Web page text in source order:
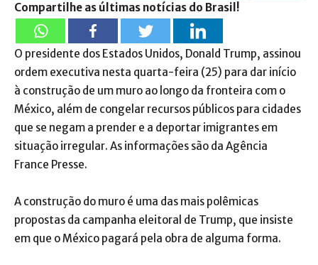
Compartilhe as últimas notícias do Brasil!
O presidente dos Estados Unidos, Donald Trump, assinou
ordem executiva nesta quarta-feira (25) para dar início
à construção de um muro ao longo da fronteira com o
México, além de congelar recursos públicos para cidades
que se negam a prender e a deportar imigrantes em
situação irregular. As informações são da Agência
France Presse.
A construção do muro é uma das mais polêmicas
propostas da campanha eleitoral de Trump, que insiste
em que o México pagará pela obra de alguma forma.